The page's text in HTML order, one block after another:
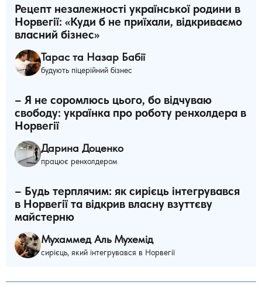
Рецепт незалежності української родини в
Норвегії: «Куди б не приїхали, відкриваємо
власний бізнес»
Тарас та Назар Бабії
будують піцерійний бізнес
– Я не соромлюсь цього, бо відчуваю
свободу: українка про роботу ренхолдера в
Норвегії
Дарина Доценко
працює ренхолдером
– Будь терплячим: як сирієць інтегрувався
в Норвегії та відкрив власну взуттєву
майстерню
Мухаммед Аль Мухемід
сирієць, який інтегрувався в Норвегії